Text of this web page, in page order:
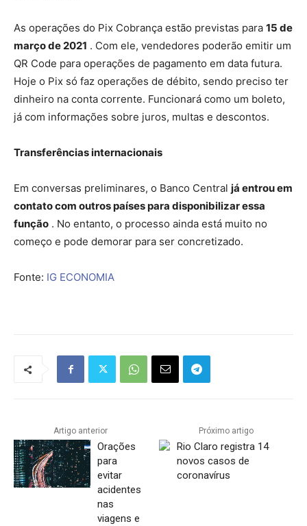
As operações do Pix Cobrança estão previstas para 15 de
março de 2021 . Com ele, vendedores poderão emitir um
QR Code para operações de pagamento em data futura.
Hoje o Pix só faz operações de débito, sendo preciso ter
dinheiro na conta corrente. Funcionará como um boleto,
já com informações sobre juros, multas e descontos.
Transferências internacionais
Em conversas preliminares, o Banco Central já entrou em
contato com outros países para disponibilizar essa
função . No entanto, o processo ainda está muito no
começo e pode demorar para ser concretizado.
Fonte: IG ECONOMIA
Artigo anterior
Orações
para
evitar
acidentes
nas
viagens e
Próximo artigo
Rio Claro registra 14
novos casos de
coronavírus